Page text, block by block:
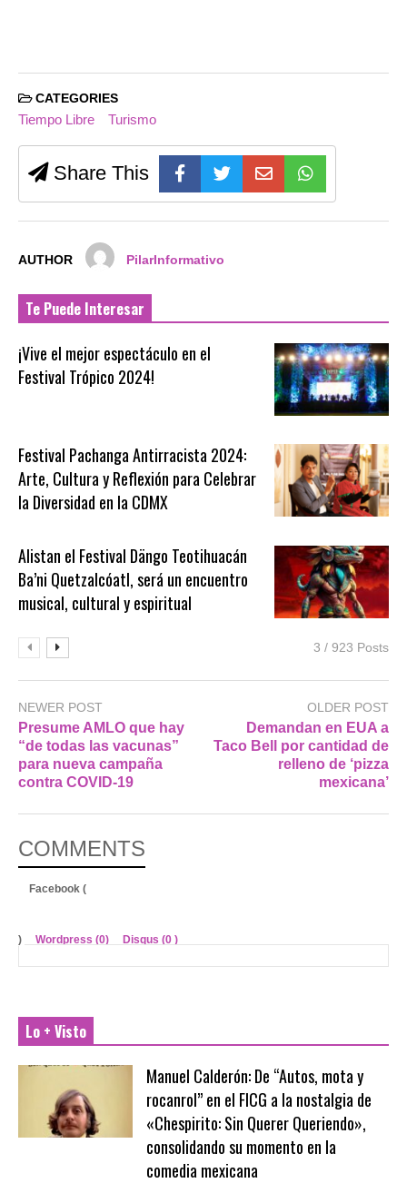
CATEGORIES
Tiempo Libre Turismo
Share This
AUTHOR PilarInformativo
Te Puede Interesar
¡Vive el mejor espectáculo en el
Festival Trópico 2024!
Festival Pachanga Antirracista 2024:
Arte, Cultura y Reflexión para Celebrar
la Diversidad en la CDMX
Alistan el Festival Dängo Teotihuacán
Ba’ni Quetzalcóatl, será un encuentro
musical, cultural y espiritual
3 / 923 Posts
NEWER POST
Presume AMLO que hay
“de todas las vacunas”
para nueva campaña
contra COVID-19
OLDER POST
Demandan en EUA a
Taco Bell por cantidad de
relleno de ‘pizza
mexicana’
COMMENTS
Facebook (
) Wordpress (0) Disqus (0 )
Lo + Visto
Manuel Calderón: De “Autos, mota y
rocanrol” en el FICG a la nostalgia de
«Chespirito: Sin Querer Queriendo»,
consolidando su momento en la
comedia mexicana